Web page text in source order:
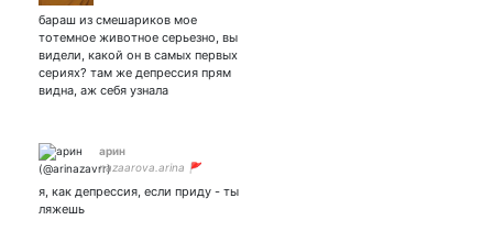
приколдесы, а еще часто
твичу строчки разных
песенок :)
бараш из смешариков мое
тотемное животное серьезно, вы
видели, какой он в самых первых
сериях? там же депрессия прям
видна, аж себя узнала
арин
nazaarova.arina 🚩
я, как депрессия, если приду - ты
ляжешь